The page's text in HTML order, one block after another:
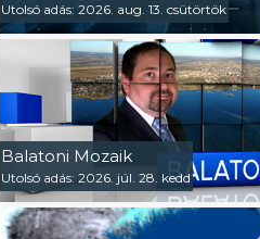
Utolsó adás: 2026. aug. 13. csütörtök
Balatoni Mozaik
Utolsó adás: 2026. júl. 28. kedd